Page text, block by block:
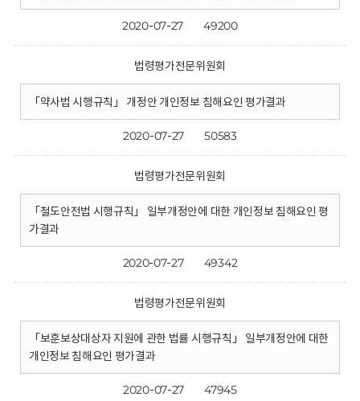
2020-07-27 49200
법령평가전문위원회
「약사법 시행규칙」 개정안 개인정보 침해요인 평가결과
2020-07-27 50583
법령평가전문위원회
「철도안전법 시행규칙」 일부개정안에 대한 개인정보 침해요인 평
가결과
2020-07-27 49342
법령평가전문위원회
「보훈보상대상자 지원에 관한 법률 시행규칙」 일부개정안에 대한
개인정보 침해요인 평가결과
2020-07-27 47945